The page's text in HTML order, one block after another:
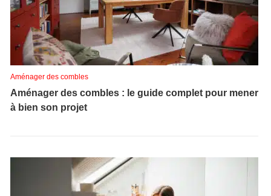
Aménager des combles
Aménager des combles : le guide complet pour mener
à bien son projet